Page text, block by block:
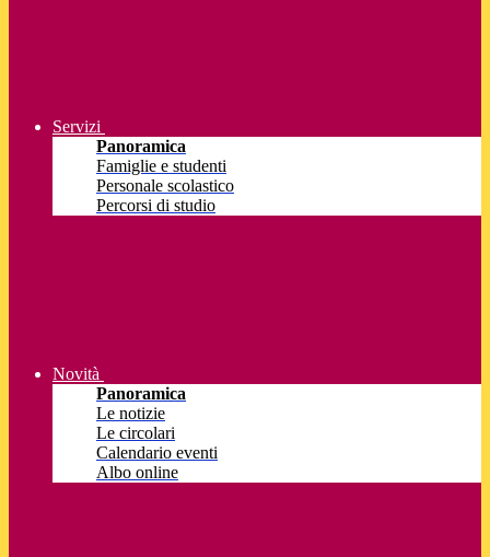
Servizi
Panoramica
Famiglie e studenti
Personale scolastico
Percorsi di studio
Novità
Panoramica
Le notizie
Le circolari
Calendario eventi
Albo online